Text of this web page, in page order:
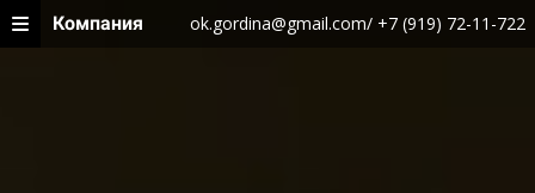
Компания ok.gordina@gmail.com/ +7 (919) 72-11-722